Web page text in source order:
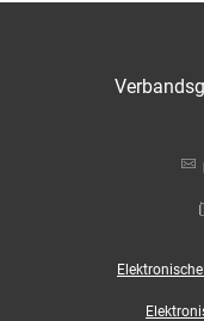
Elektronische